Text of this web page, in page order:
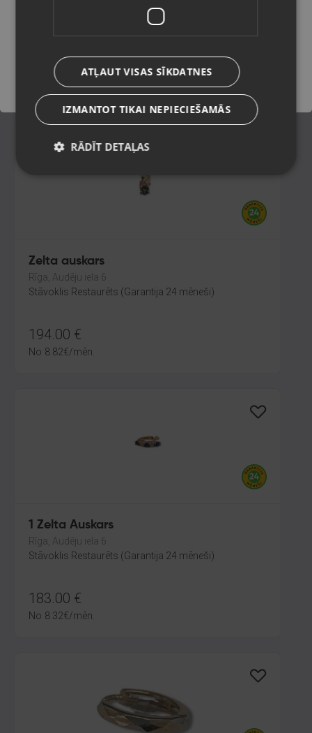
Stāvoklis Restaurēts (Garantija 24 mēneši)
103.00 €
4.68€/mēn.
Zelta auskars
Rīga, Audēju iela 6
Stāvoklis Restaurēts (Garantija 24 mēneši)
194.00 €
No 8.82€/mēn.
1 Zelta Auskars
Rīga, Audēju iela 6
Stāvoklis Restaurēts (Garantija 24 mēneši)
183.00 €
No 8.32€/mēn.
Saglabāt
ATĻAUT VISAS SĪKDATNES
IZMANTOT TIKAI NEPIECIEŠAMĀS
RĀDĪT DETAĻAS